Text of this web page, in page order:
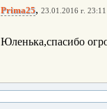
Prima25, 23.01.2016 г. 23:11
Юленька,спасибо